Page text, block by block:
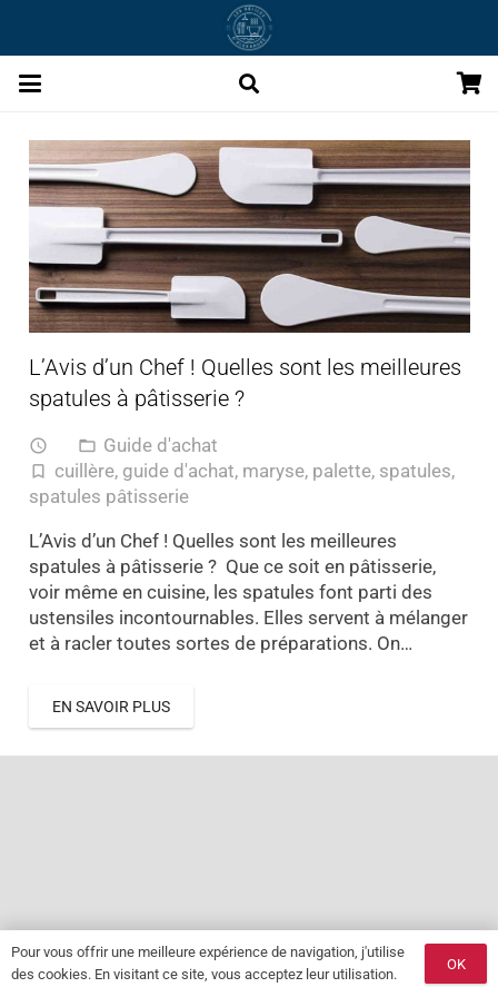
L’Avis d’un Chef ! Quelles sont les meilleures
spatules à pâtisserie ?
access_time folder_open Guide d'achat
turned_in_not cuillère, guide d'achat, maryse, palette, spatules,
spatules pâtisserie
L’Avis d’un Chef ! Quelles sont les meilleures
spatules à pâtisserie ? Que ce soit en pâtisserie,
voir même en cuisine, les spatules font parti des
ustensiles incontournables. Elles servent à mélanger
et à racler toutes sortes de préparations. On…
EN SAVOIR PLUS
Pour vous offrir une meilleure expérience de navigation, j'utilise
des cookies. En visitant ce site, vous acceptez leur utilisation.
OK